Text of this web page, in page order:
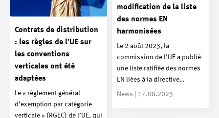
Contrats de distribution
: les règles de l’UE sur
les conventions
verticales ont été
adaptées
Le « règlement général
d’exemption par catégorie
verticale » (RGEC) de l’UE, qui
modification de la liste
des normes EN
harmonisées
Le 2 août 2023, la
commission de l’UE a publié
une liste ratifiée des normes
EN liées à la directive…
News | 17.08.2023